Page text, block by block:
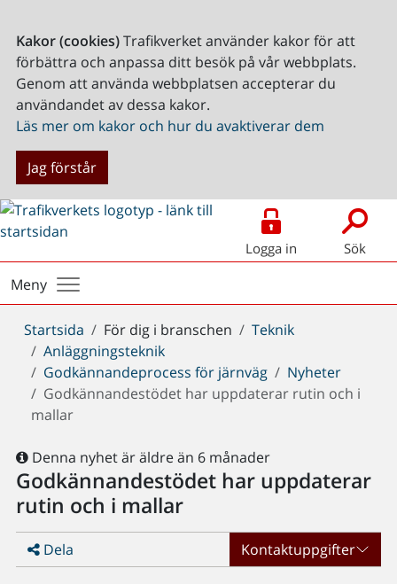
Kakor (cookies)Trafikverket använder kakor för att
förbättra och anpassa ditt besök på vår webbplats.
Genom att använda webbplatsen accepterar du
användandet av dessa kakor.
Läs mer om kakor och hur du avaktiverar dem
Jag förstår
Logga in Sök
Meny
Du
är
här:
Startsida För dig i branschen
Teknik
Anläggningsteknik
Godkännandeprocess för järnväg
Nyheter
Godkännandestödet har uppdaterar rutin och i
mallar
Denna nyhet är äldre än 6 månader
Godkännandestödet har uppdaterar
rutin och i mallar
Dela Kontaktuppgifter